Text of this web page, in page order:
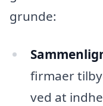
grunde:
firmaer
ved at